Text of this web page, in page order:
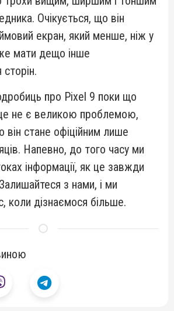
Очікується, що він
екран, який менше, ніж у
мати дещо інше
про Pixel 9 поки що
не є великою проблемою,
стане офіційним лише
Напевно, до того часу ми
інформації, як це завжди
з нами, і ми
коли дізнаємося більше.